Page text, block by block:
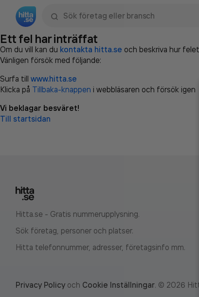
Ett fel har inträffat
Om du vill kan du kontakta hitta.se och beskriva hur
Vänligen försök med följande:
Surfa till www.hitta.se
Klicka på Tillbaka-knappen i webbläsaren och försök igen
Vi beklagar besväret!
Till startsidan
Hitta.se - Gratis nummerupplysning.
Sök företag, personer och platser.
Hitta telefonnummer, adresser, företagsinfo mm.
Privacy Policy och Cookie Inställningar. © 2026